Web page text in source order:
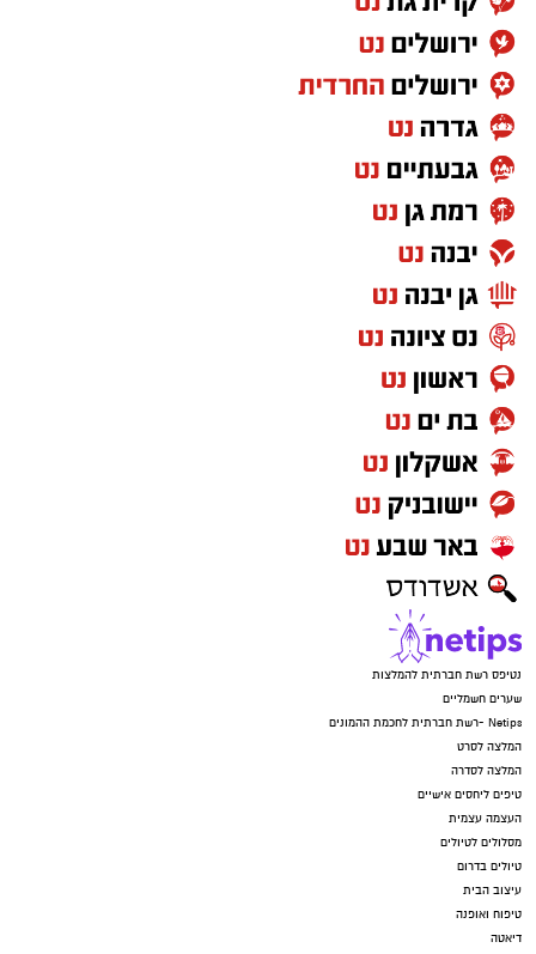
נטיפס רשת חברתית להמלצות
שערים חשמליים
Netips -רשת חברתית לחכמת ההמונים
המלצה לסרט
המלצה לסדרה
טיפים ליחסים אישיים
העצמה עצמית
מסלולים לטיולים
טיולים בדרום
עיצוב הבית
טיפוח ואופנה
דיאטה